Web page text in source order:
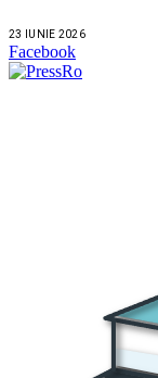
23 IUNIE 2026
Facebook